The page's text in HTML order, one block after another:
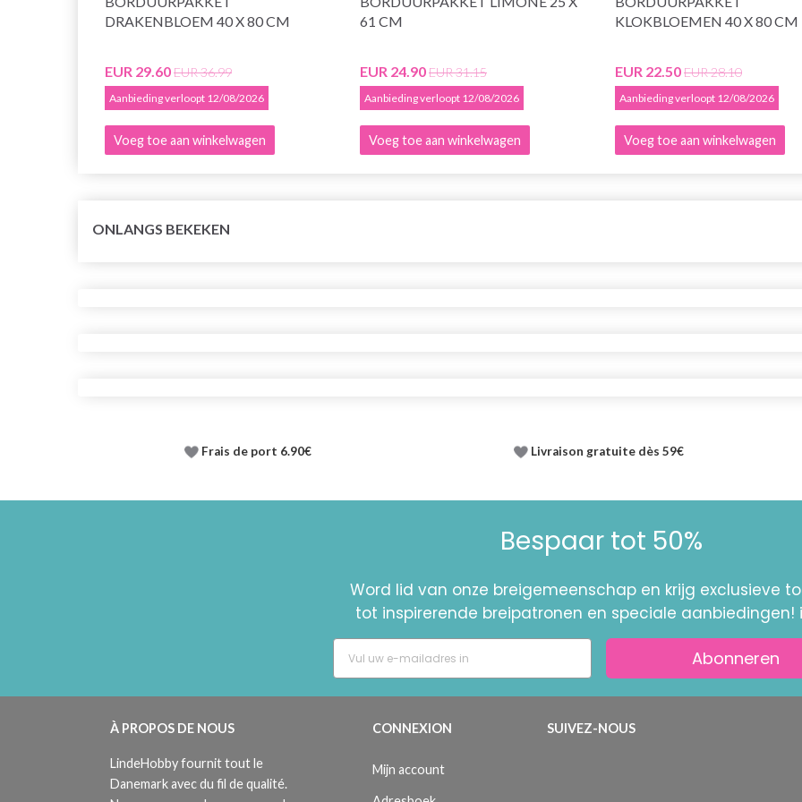
DRAKENBLOEM 40 X 80 CM
EUR 29.60EUR 36.99
Aanbieding verloopt 12/08/2026
Voeg toe aan winkelwagen
61 CM
EUR 24.90EUR 31.15
Aanbieding verloopt 12/08/2026
Voeg toe aan winkelwagen
KLOKBLOEMEN 40 X 80 CM
EUR 22.50EUR 28.10
Aanbieding verloopt 12/08/2026
Voeg toe aan winkelwagen
ONLANGS BEKEKEN
Frais de port 6.90€ Livraison gratuite dès 59€
Bespaar tot 50%
Word lid van onze breigemeenschap en krijg exclusieve
tot inspirerende breipatronen en speciale aanbiedingen!
Abonneren
À PROPOS DE NOUS
LindeHobby fournit tout le
Danemark avec du fil de qualité.
CONNEXION
Mijn account
SUIVEZ-NOUS